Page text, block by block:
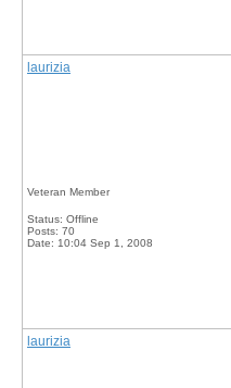
laurizia
Veteran Member
Status: Offline
Posts: 70
Date: 10:04 Sep 1, 2008
laurizia